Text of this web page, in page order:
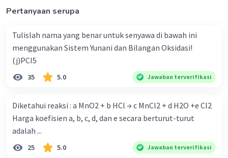
Iklan
Pertanyaan serupa
Tulislah nama yang benar untuk senyawa di bawah ini
menggunakan Sistem Yunani dan Bilangan Oksidasi!
(j)PCI5
35 5.0 Jawaban terverifikasi
Diketahui reaksi : a MnO2 + b HCl → c MnCl2 + d H2O +e Cl2
Harga koefisien a, b, c, d, dan e secara berturut-turut
adalah ...
25 5.0 Jawaban terverifikasi